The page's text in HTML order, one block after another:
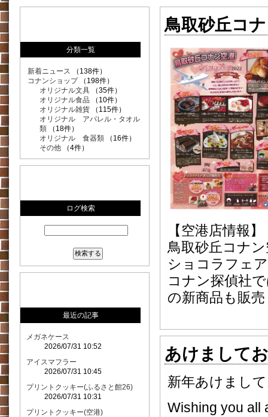
鳥取砂丘コ
【空港店情報】
鳥取砂丘コナ
ショコラフェ
コナン探偵社
の新商品も販
あけまして
新年あけまし
Wishing you all
分類一覧
新着ニュース （138件）
コナンショップ（198件）
オリジナル文具 （35件）
オリジナル食品 （10件）
オリジナル雑貨 （115件）
オリジナル アパレル・タオル
類 （18件）
オリジナル 食器類 （16件）
その他 （4件）
ログ検索
最近の記事
メガネケース
2026/07/31 10:52
アイスマフラー
2026/07/31 10:45
プリントクッキー(ふるさと館26)
2026/07/31 10:31
プリントクッキー(空港)